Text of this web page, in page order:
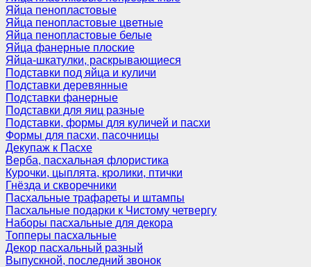
Яйца пенопластовые
Яйца пенопластовые цветные
Яйца пенопластовые белые
Яйца фанерные плоские
Яйца-шкатулки, раскрывающиеся
Подставки под яйца и куличи
Подставки деревянные
Подставки фанерные
Подставки для яиц разные
Подставки, формы для куличей и пасхи
Формы для пасхи, пасочницы
Декупаж к Пасхе
Верба, пасхальная флористика
Курочки, цыплята, кролики, птички
Гнёзда и скворечники
Пасхальные трафареты и штампы
Пасхальные подарки к Чистому четвергу
Наборы пасхальные для декора
Топперы пасхальные
Декор пасхальный разный
Выпускной, последний звонок